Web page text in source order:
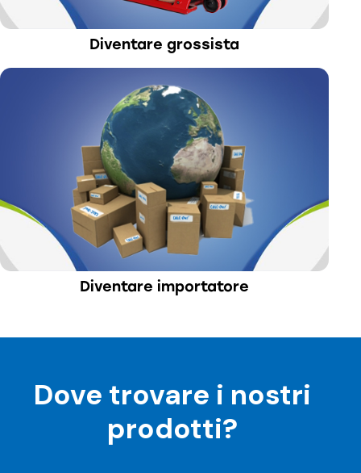
Diventare grossista​
Diventare importatore​
Dove trovare i nostri
prodotti?